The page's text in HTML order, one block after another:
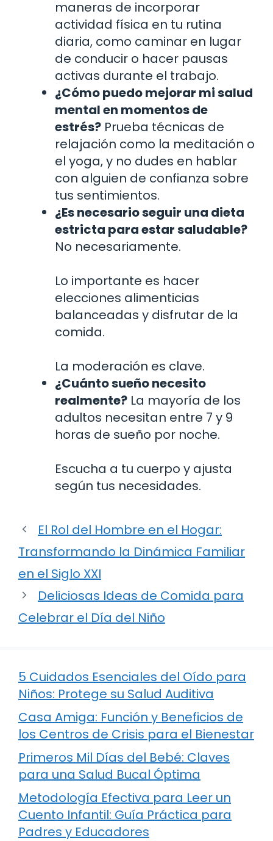
maneras de incorporar
actividad física en tu rutina
diaria, como caminar en lugar
de conducir o hacer pausas
activas durante el trabajo.
¿Cómo puedo mejorar mi salud
mental en momentos de
estrés? Prueba técnicas de
relajación como la meditación o
el yoga, y no dudes en hablar
con alguien de confianza sobre
tus sentimientos.
¿Es necesario seguir una dieta
estricta para estar saludable?
No necesariamente.
Lo importante es hacer
elecciones alimenticias
balanceadas y disfrutar de la
comida.
La moderación es clave.
¿Cuánto sueño necesito
realmente? La mayoría de los
adultos necesitan entre 7 y 9
horas de sueño por noche.
Escucha a tu cuerpo y ajusta
según tus necesidades.
El Rol del Hombre en el Hogar:
Transformando la Dinámica Familiar
en el Siglo XXI
Deliciosas Ideas de Comida para
Celebrar el Día del Niño
5 Cuidados Esenciales del Oído para
Niños: Protege su Salud Auditiva
Casa Amiga: Función y Beneficios de
los Centros de Crisis para el Bienestar
Primeros Mil Días del Bebé: Claves
para una Salud Bucal Óptima
Metodología Efectiva para Leer un
Cuento Infantil: Guía Práctica para
Padres y Educadores